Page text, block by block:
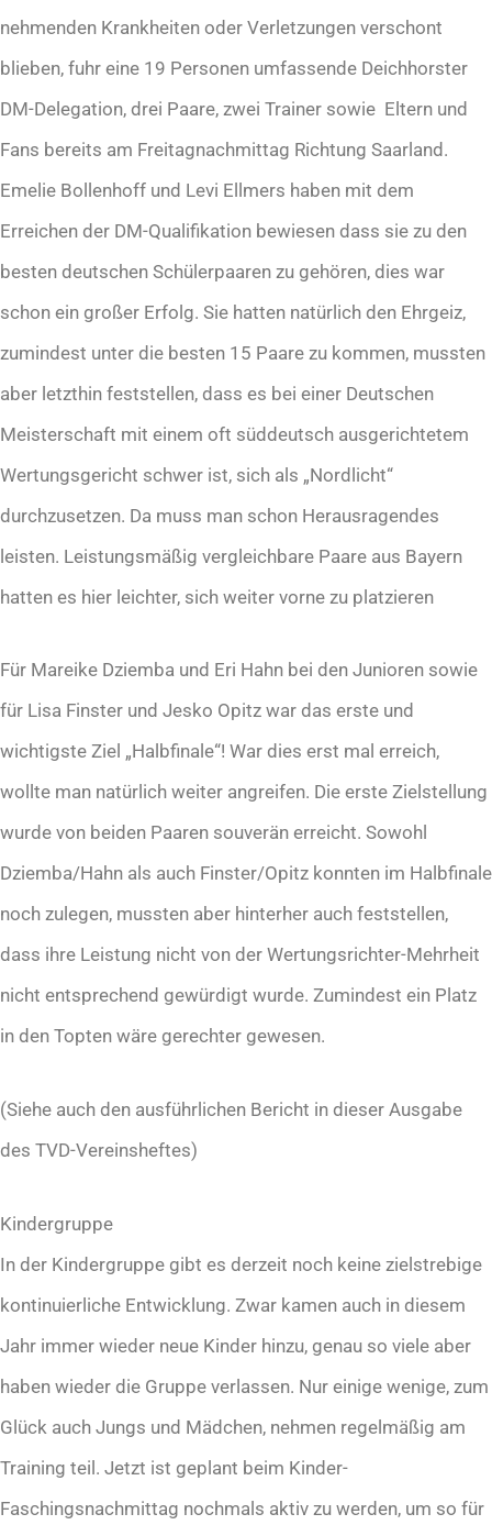
nehmenden Krankheiten oder Verletzungen verschont
blieben, fuhr eine 19 Personen umfassende Deichhorster
DM-Delegation, drei Paare, zwei Trainer sowie Eltern und
Fans bereits am Freitagnachmittag Richtung Saarland.
Emelie Bollenhoff und Levi Ellmers haben mit dem
Erreichen der DM-Qualifikation bewiesen dass sie zu den
besten deutschen Schülerpaaren zu gehören, dies war
schon ein großer Erfolg. Sie hatten natürlich den Ehrgeiz,
zumindest unter die besten 15 Paare zu kommen, mussten
aber letzthin feststellen, dass es bei einer Deutschen
Meisterschaft mit einem oft süddeutsch ausgerichtetem
Wertungsgericht schwer ist, sich als „Nordlicht“
durchzusetzen. Da muss man schon Herausragendes
leisten. Leistungsmäßig vergleichbare Paare aus Bayern
hatten es hier leichter, sich weiter vorne zu platzieren
Für Mareike Dziemba und Eri Hahn bei den Junioren sowie
für Lisa Finster und Jesko Opitz war das erste und
wichtigste Ziel „Halbfinale“! War dies erst mal erreich,
wollte man natürlich weiter angreifen. Die erste Zielstellung
wurde von beiden Paaren souverän erreicht. Sowohl
Dziemba/Hahn als auch Finster/Opitz konnten im Halbfinale
noch zulegen, mussten aber hinterher auch feststellen,
dass ihre Leistung nicht von der Wertungsrichter-Mehrheit
nicht entsprechend gewürdigt wurde. Zumindest ein Platz
in den Topten wäre gerechter gewesen.
(Siehe auch den ausführlichen Bericht in dieser Ausgabe
des TVD-Vereinsheftes)
Kindergruppe
In der Kindergruppe gibt es derzeit noch keine zielstrebige
kontinuierliche Entwicklung. Zwar kamen auch in diesem
Jahr immer wieder neue Kinder hinzu, genau so viele aber
haben wieder die Gruppe verlassen. Nur einige wenige, zum
Glück auch Jungs und Mädchen, nehmen regelmäßig am
Training teil. Jetzt ist geplant beim Kinder-
Faschingsnachmittag nochmals aktiv zu werden, um so für